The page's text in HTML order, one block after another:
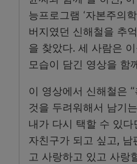
능프로그램 ‘자본주의
버지였던 신해철을 추
을 찾았다. 세 사람은
모습이 담긴 영상을 함
이 영상에서 신해철은
것을 두려워해서 남기
내가 다시 택할 수 있
자친구가 되고 싶고, 남
고 사랑하고 있고 사랑